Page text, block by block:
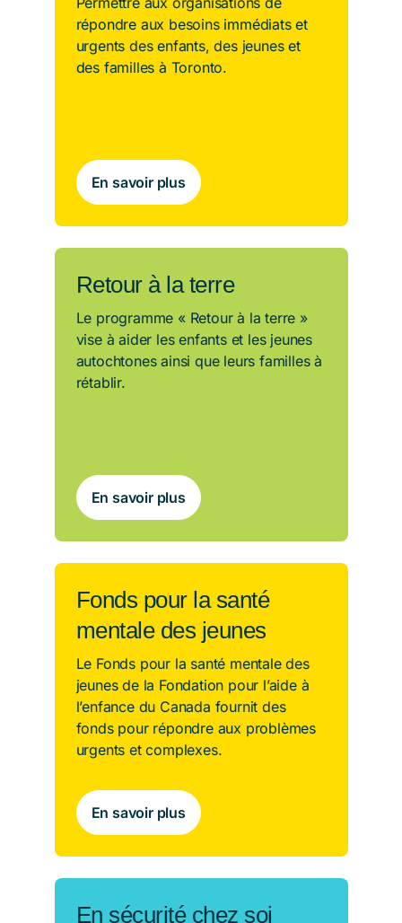
répondre aux besoins immédiats et
urgents des enfants, des jeunes et
des familles à Toronto.
En savoir plus
Retour à la terre
Le programme « Retour à la terre »
vise à aider les enfants et les jeunes
autochtones ainsi que leurs familles à
rétablir.
En savoir plus
Fonds pour la santé
mentale des jeunes
Le Fonds pour la santé mentale des
jeunes de la Fondation pour l’aide à
l’enfance du Canada fournit des
fonds pour répondre aux problèmes
urgents et complexes.
En savoir plus
En sécurité chez soi